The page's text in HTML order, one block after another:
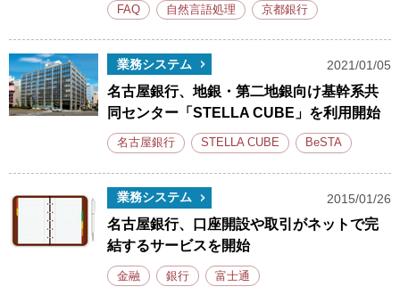
FAQ 自然言語処理 京都銀行
業務システム 2021/01/05
名古屋銀行、地銀・第二地銀向け基幹系共
同センター「STELLA CUBE」を利用開始
名古屋銀行 STELLA CUBE BeSTA
業務システム 2015/01/26
名古屋銀行、口座開設や取引がネットで完
結するサービスを開始
金融 銀行 富士通